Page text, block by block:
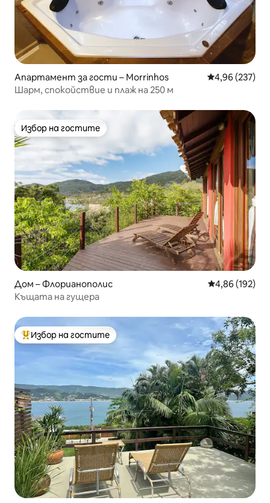
Апартамент за гости – Morrinhos Средна
4,96 (237)
Шарм, спокойствие и плаж на 250 м
Избор на гостите
Избор на гостите
Дом – Флорианополис Средна
4,86 (192)
Къщата на гущера
Най-популярен избор на гостите
Избор на гостите